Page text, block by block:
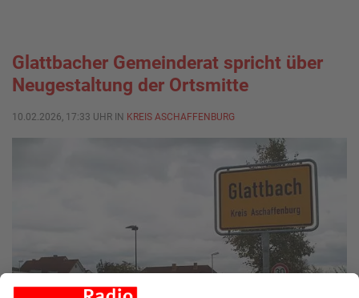
Glattbacher Gemeinderat spricht über
Neugestaltung der Ortsmitte
10.02.2026, 17:33 UHR IN KREIS ASCHAFFENBURG